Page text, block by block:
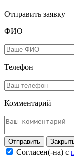
Отправить заявку
ФИО
Телефон
Комментарий
Согласен(-на) c